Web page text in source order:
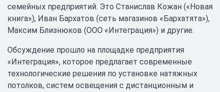
семейных предприятий. Это Станислав Кожан («Новая
книга»), Иван Бархатов (сеть магазинов «Бархатята»),
Максим Близнюков (ООО «Интеграция») и другие.
Обсуждение прошло на площадке предприятия
«Интеграция», которое предлагает современные
технологические решения по установке натяжных
потолков, систем освещения с дистанционным и